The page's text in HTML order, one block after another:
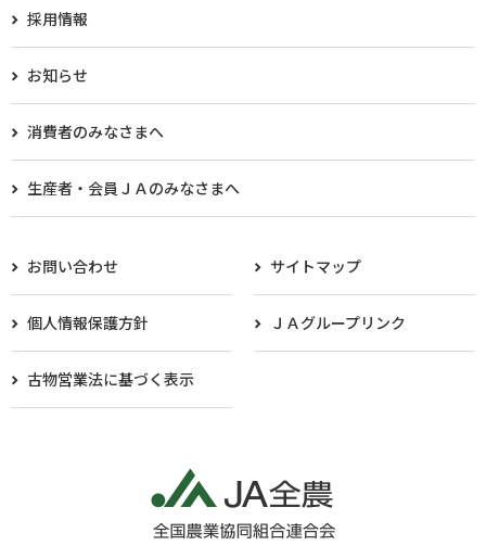
採用情報
お知らせ
消費者のみなさまへ
生産者・会員ＪＡのみなさまへ​
お問い合わせ サイトマップ
個人情報保護方針 ＪＡグループリンク
古物営業法に基づく表示